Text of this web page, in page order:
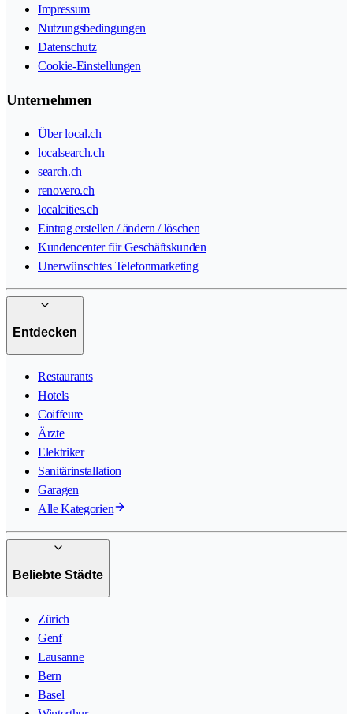
Impressum
Nutzungsbedingungen
Datenschutz
Cookie-Einstellungen
Unternehmen
Über local.ch
localsearch.ch
search.ch
renovero.ch
localcities.ch
Eintrag erstellen / ändern / löschen
Kundencenter für Geschäftskunden
Unerwünschtes Telefonmarketing
Entdecken
Restaurants
Hotels
Coiffeure
Ärzte
Elektriker
Sanitärinstallation
Garagen
Alle Kategorien
Beliebte Städte
Zürich
Genf
Lausanne
Bern
Basel